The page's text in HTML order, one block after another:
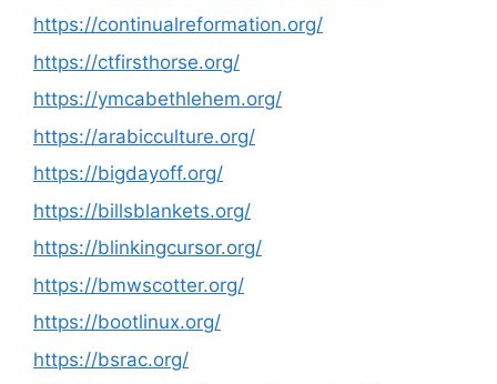
https://continualreformation.org/
https://ctfirsthorse.org/
https://ymcabethlehem.org/
https://arabicculture.org/
https://bigdayoff.org/
https://billsblankets.org/
https://blinkingcursor.org/
https://bmwscotter.org/
https://bootlinux.org/
https://bsrac.org/